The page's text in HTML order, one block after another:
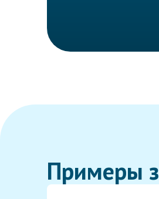
Примеры